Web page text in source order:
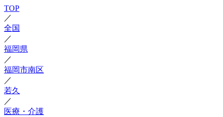
TOP
／
全国
／
福岡県
／
福岡市南区
／
若久
／
医療・介護